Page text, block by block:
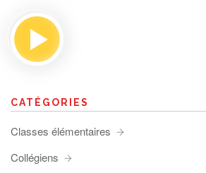
CATÉGORIES
Classes élémentaires
Collégiens